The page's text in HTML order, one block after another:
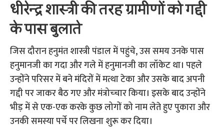
धीरेन्द्र शास्त्री की तरह ग्रामीणों को गद्दी
के पास बुलाते
जिस दौरान हनुमंत शास्त्री पंडाल में पहुंचे, उस समय उनके पास
हनुमानजी का गदा और गले में हनुमानजी का लॉकेट था। पहले
उन्होंने परिसर में बने मंदिरों में मत्था टेका और उसके बाद अपनी
गद्दी पर जाकर बैठ गए और मंत्रोच्‍चार किया। इसके बाद उन्होंने
भीड़ में से एक-एक करके कुछ लोगों को नाम लेते हुए पुकारा और
उनकी समस्या पर्चे पर लिखना शुरू कर दिया।